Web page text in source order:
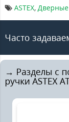
ASTEX, Дверные
Часто
→ Разделы с
ручки ASTEX